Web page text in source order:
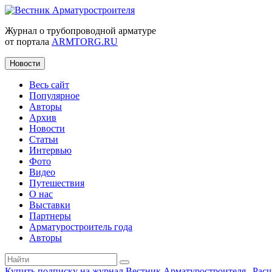
Журнал о трубопроводной арматуре
от портала ARMTORG.RU
Новости
Весь сайт
Популярное
Авторы
Архив
Новости
Статьи
Интервью
Фото
Видео
Путешествия
О нас
Выставки
Партнеры
Арматуростроитель года
Авторы